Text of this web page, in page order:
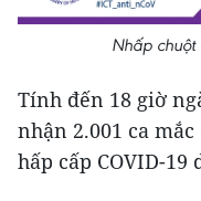
Nhấp chuột
Tính đến 18 giờ
nhận 2.001 ca
hấp cấp COVID-19